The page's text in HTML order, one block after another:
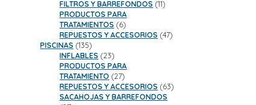
productos
FILTROS Y BARREFONDOS 1111
PRODUCTOS PARA
TRATAMIENTOS 66
productos
REPUESTOS Y ACCESORIOS 4747
PISCINAS 135135
productos
INFLABLES 2323
productos
PRODUCTOS PARA
TRATAMIENTO 2727
productos
REPUESTOS Y ACCESORIOS 6363
SACAHOJAS Y BARREFONDOS